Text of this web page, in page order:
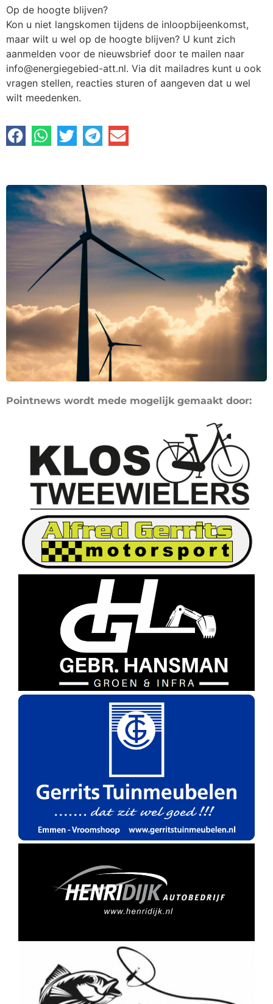
Op de hoogte blijven?
Kon u niet langskomen tijdens de inloopbijeenkomst,
maar wilt u wel op de hoogte blijven? U kunt zich
aanmelden voor de nieuwsbrief door te mailen naar
info@energiegebied-att.nl. Via dit mailadres kunt u ook
vragen stellen, reacties sturen of aangeven dat u wel
wilt meedenken.
Pointnews wordt mede mogelijk gemaakt door: